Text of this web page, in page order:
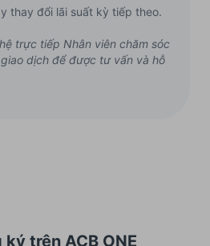
thay đổi lãi suất kỳ tiếp theo.
trực tiếp Nhân viên chăm sóc
dịch để được tư vấn và hỗ
trên ACB ONE